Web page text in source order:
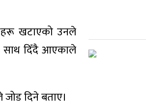
खटाएको उनले
साथ दिँदै आएकाले
दिने बताए।